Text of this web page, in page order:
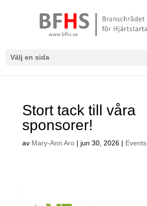
Välj en sida
Stort tack till våra
sponsorer!
av Mary-Ann Aro| jun 30, 2026| Events